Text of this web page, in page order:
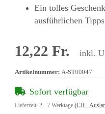
Ein tolles
ausführlichen
12,22 Fr. inkl.
Artikelnummer: A-ST00047
Sofort verfügbar
Lieferzeit: 2 - 7 Werktage (CH -